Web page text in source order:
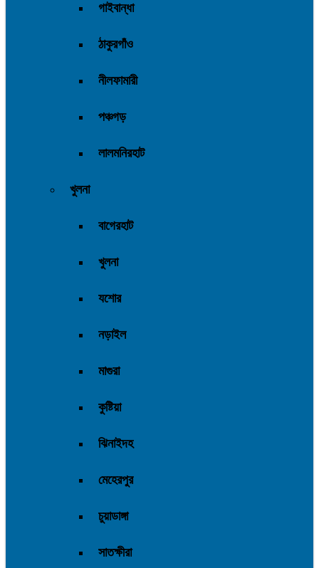
গাইবান্ধা
ঠাকুরগাঁও
নীলফামারী
পঞ্চগড়
লালমনিরহাট
খুলনা
বাগেরহাট
খুলনা
যশোর
নড়াইল
মাগুরা
কুষ্টিয়া
ঝিনাইদহ
মেহেরপুর
চুয়াডাঙ্গা
সাতক্ষীরা